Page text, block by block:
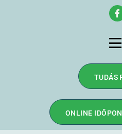
TUDÁS
ONLINE